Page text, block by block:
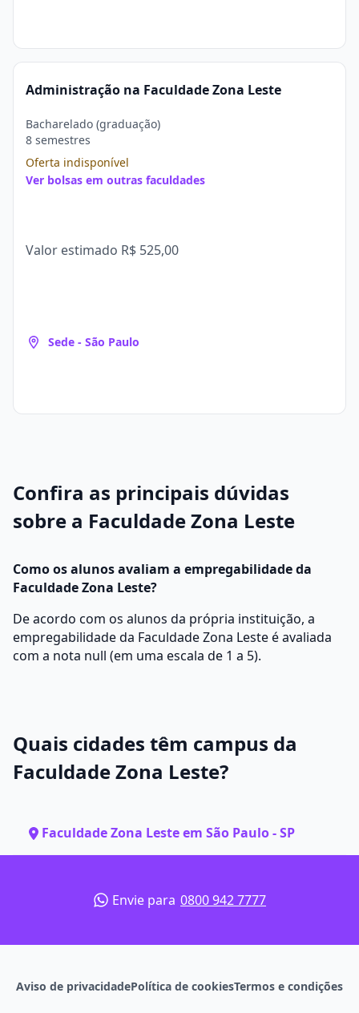
Administração na Faculdade Zona Leste
Bacharelado (graduação)
8 semestres
Oferta indisponível
Ver bolsas em outras faculdades
Valor estimado R$ 525,00
Sede - São Paulo
Confira as principais dúvidas
sobre a Faculdade Zona Leste
Como os alunos avaliam a empregabilidade da
Faculdade Zona Leste?
De acordo com os alunos da própria instituição, a
empregabilidade da Faculdade Zona Leste é avaliada
com a nota null (em uma escala de 1 a 5).
Quais cidades têm campus da
Faculdade Zona Leste?
Faculdade Zona Leste em São Paulo - SP
Envie para 0800 942 7777
Aviso de privacidadePolítica de cookiesTermos e condições